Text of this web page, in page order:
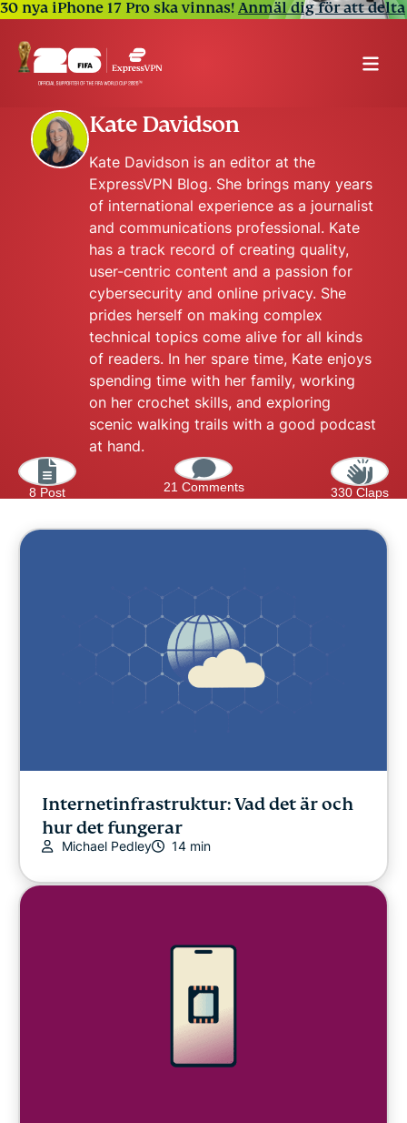
30 nya iPhone 17 Pro ska vinnas!Anmäl dig för att delta
Kate Davidson
Kate Davidson is an editor at the
ExpressVPN Blog. She brings many years
of international experience as a journalist
and communications professional. Kate
has a track record of creating quality,
user-centric content and a passion for
cybersecurity and online privacy. She
prides herself on making complex
technical topics come alive for all kinds
of readers. In her spare time, Kate enjoys
spending time with her family, working
on her crochet skills, and exploring
scenic walking trails with a good podcast
at hand.
8 Post 21 Comments 330 Claps
Internetinfrastruktur: Vad det är och
hur det fungerar
Michael Pedley 14 min